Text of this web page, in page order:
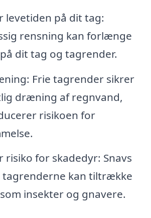
levetiden på dit tag:
rensning kan forlænge
dit tag og tagrender.
Frie tagrender sikrer
dræning af regnvand,
risikoen for
risiko for skadedyr: Snavs
tagrenderne kan tiltrække
insekter og gnavere.